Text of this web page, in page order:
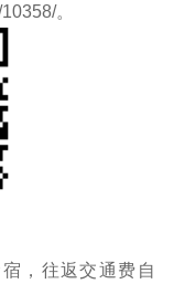
。
，往返交通费自